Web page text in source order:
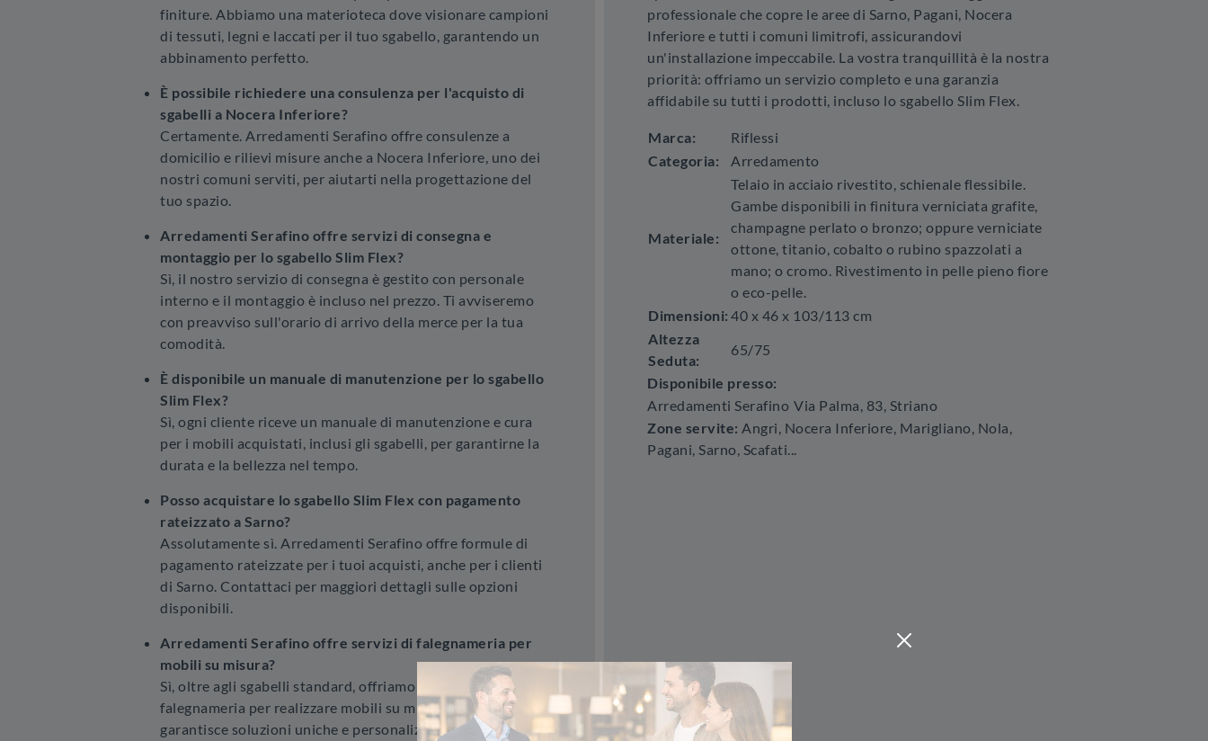
finiture. Abbiamo una materioteca dove visionare campioni
di tessuti, legni e laccati per il tuo sgabello, garantendo un
abbinamento perfetto.
È possibile richiedere una consulenza per l'acquisto di
sgabelli a Nocera Inferiore?
Certamente. Arredamenti Serafino offre consulenze a
domicilio e rilievi misure anche a Nocera Inferiore, uno dei
nostri comuni serviti, per aiutarti nella progettazione del
tuo spazio.
Arredamenti Serafino offre servizi di consegna e
montaggio per lo sgabello Slim Flex?
Sì, il nostro servizio di consegna è gestito con personale
interno e il montaggio è incluso nel prezzo. Ti avviseremo
con preavviso sull'orario di arrivo della merce per la tua
comodità.
È disponibile un manuale di manutenzione per lo sgabello
Slim Flex?
Sì, ogni cliente riceve un manuale di manutenzione e cura
per i mobili acquistati, inclusi gli sgabelli, per garantirne la
durata e la bellezza nel tempo.
Posso acquistare lo sgabello Slim Flex con pagamento
rateizzato a Sarno?
Assolutamente sì. Arredamenti Serafino offre formule di
pagamento rateizzate per i tuoi acquisti, anche per i clienti
di Sarno. Contattaci per maggiori dettagli sulle opzioni
disponibili.
Arredamenti Serafino offre servizi di falegnameria per
mobili su misura?
Sì, oltre agli sgabelli standard, offriamo servizi di
falegnameria per realizzare mobili su misura. Questo
garantisce soluzioni uniche e personalizzate che si adattano
professionale che copre le aree di Sarno, Pagani, Nocera
Inferiore e tutti i comuni limitrofi, assicurandovi
un'installazione impeccabile. La vostra tranquillità è la nostra
priorità: offriamo un servizio completo e una garanzia
affidabile su tutti i prodotti, incluso lo sgabello Slim Flex.
Marca:
Riflessi
Categoria:
Arredamento
Materiale:
Telaio in acciaio rivestito, schienale flessibile.
Gambe disponibili in finitura verniciata grafite,
champagne perlato o bronzo; oppure verniciate
ottone, titanio, cobalto o rubino spazzolati a
mano; o cromo. Rivestimento in pelle pieno fiore
o eco-pelle.
Dimensioni: 40 x 46 x 103/113 cm
Altezza
Seduta:
65/75
Disponibile presso:
Arredamenti Serafino Via Palma, 83, Striano
Zone servite: Angri, Nocera Inferiore, Marigliano, Nola,
Pagani, Sarno, Scafati...